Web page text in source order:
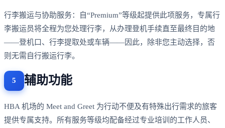
行李搬运与协助服务：自“Premium”等级起提供此项服务，专属行
李搬运员将全程为您处理行李，从办理登机手续直至最终目的地
——登机口、行李提取处或车辆——因此，除非您主动选择，否
则无需自行搬运行李。
辅助功能
HBA 机场的 Meet and Greet 为行动不便及有特殊出行需求的旅客
提供专属支持。所有服务等级均配备经过专业培训的工作人员、